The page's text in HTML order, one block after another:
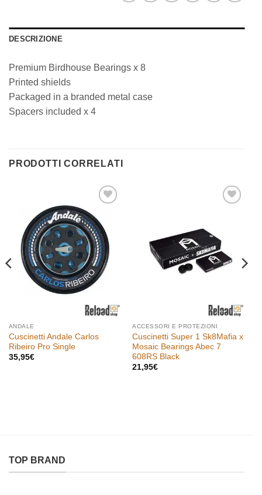
DESCRIZIONE
Premium Birdhouse Bearings x 8
Printed shields
Packaged in a branded metal case
Spacers included x 4
PRODOTTI CORRELATI
Aggiungi
alla lista
dei
desideri
ANDALE
Cuscinetti Andale Carlos
Ribeiro Pro Single
35,95€
desideri
ACCESSORI E PROTEZIONI
Cuscinetti Super 1 Sk8Mafia x
Mosaic Bearings Abec 7
608RS Black
21,95€
TOP BRAND